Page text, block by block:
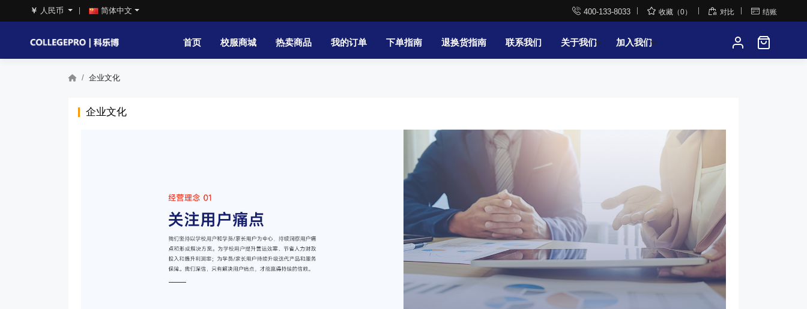
￥ 人民币 简体中文  400-133-8033  收藏（0）  对比  结账
首页 校服商城 热卖商品 我的订单 下单指南 退换货指南 联系我们 关于我们 加入我们
企业文化
企业文化